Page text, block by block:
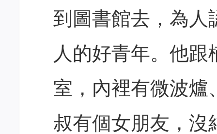
到圖書館去，為人
人的好青年。他
室，內裡有微波爐
叔有個女朋友，沒